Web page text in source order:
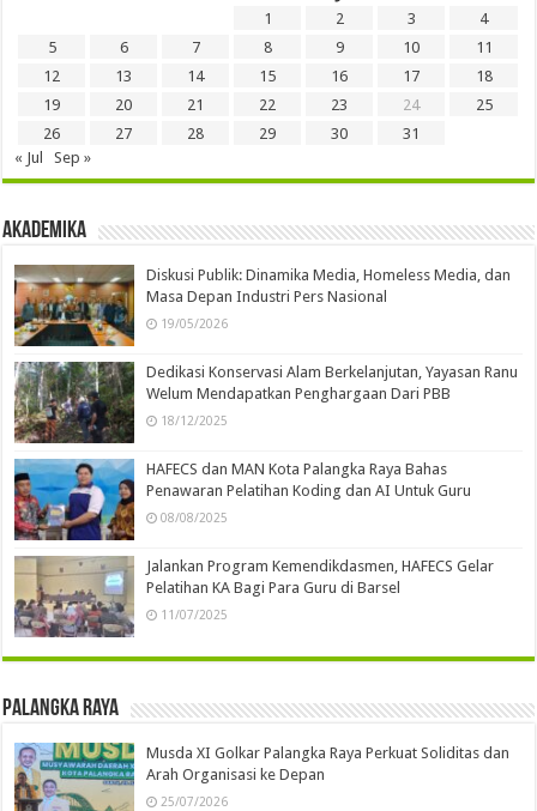
1
2 3
4
5
6 7 8 9 10
11
12
13 14 15 16 17
18
19
20 21 22 23 24
25
26
27 28 29 30
31
« Jul
Sep »
Akademika
Diskusi Publik: Dinamika Media, Homeless Media, dan
Masa Depan Industri Pers Nasional
19/05/2026
Dedikasi Konservasi Alam Berkelanjutan, Yayasan Ranu
Welum Mendapatkan Penghargaan Dari PBB
18/12/2025
HAFECS dan MAN Kota Palangka Raya Bahas
Penawaran Pelatihan Koding dan AI Untuk Guru
08/08/2025
Jalankan Program Kemendikdasmen, HAFECS Gelar
Pelatihan KA Bagi Para Guru di Barsel
11/07/2025
Palangka Raya
Musda XI Golkar Palangka Raya Perkuat Soliditas dan
Arah Organisasi ke Depan
25/07/2026